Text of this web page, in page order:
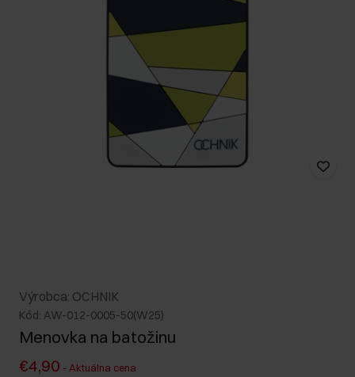
Výrobca: OCHNIK
Kód: AW-012-0005-50(W25)
Menovka na batožinu
€4,90 - Aktuálna cena